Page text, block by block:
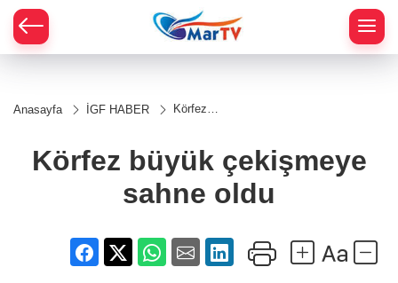
Anasayfa İGF HABER
Körfez
sahne oldu
Körfez büyük çekişmeye
sahne oldu